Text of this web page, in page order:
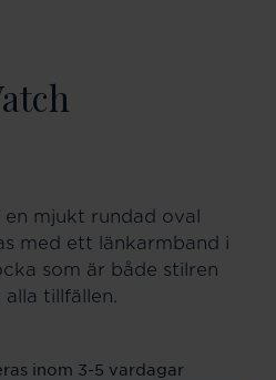
mjukt rundad oval
med ett länkarmband i
som är både stilren
tillfällen.
inom 3-5 vardagar